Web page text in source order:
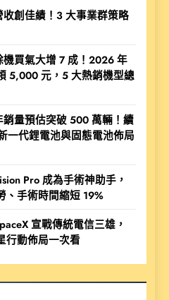
創佳績！3 大事業群策略
機買氣大增 7 成！2026 年
5,000 元，5 大熱銷機型總
量預估突破 500 萬輛！續
一代鋰電池與固態電池佈局
Pro 成為手術神助手，
、手術時間縮短 19%
宣戰傳統電信三雄，
行動佈局一次看